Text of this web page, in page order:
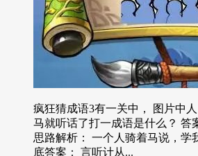
疯狂猜成语3有一关中， 图片中
马就听话了打一成语是什么？ 答
思路解析： 一个人骑着马说，学
底答案： 言听计从...